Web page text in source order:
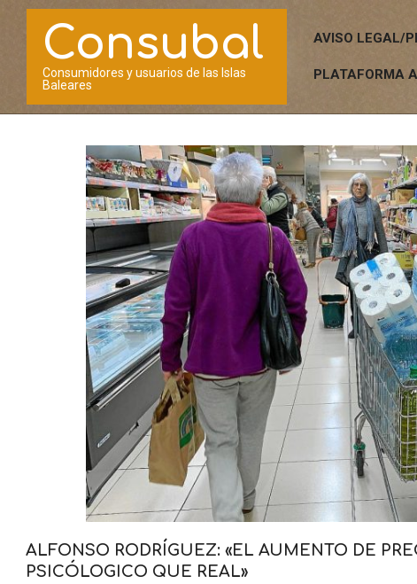
Saltar
contenidoConsubal
Consumidores y usuarios de las Islas
Baleares
AVISO LEGAL/
PLATAFORMA
ALFONSO RODRÍGUEZ: «EL AUMENTO DE
PSICÓLOGICO QUE REAL»